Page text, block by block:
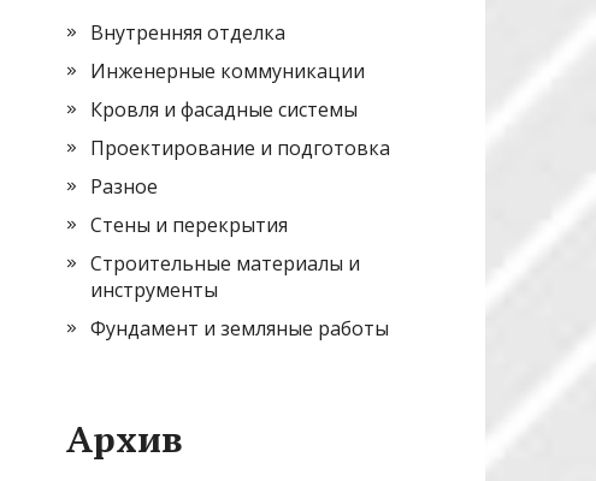
Внутренняя отделка
Инженерные коммуникации
Кровля и фасадные системы
Проектирование и подготовка
Разное
Стены и перекрытия
Строительные материалы и
инструменты
Фундамент и земляные работы
Архив